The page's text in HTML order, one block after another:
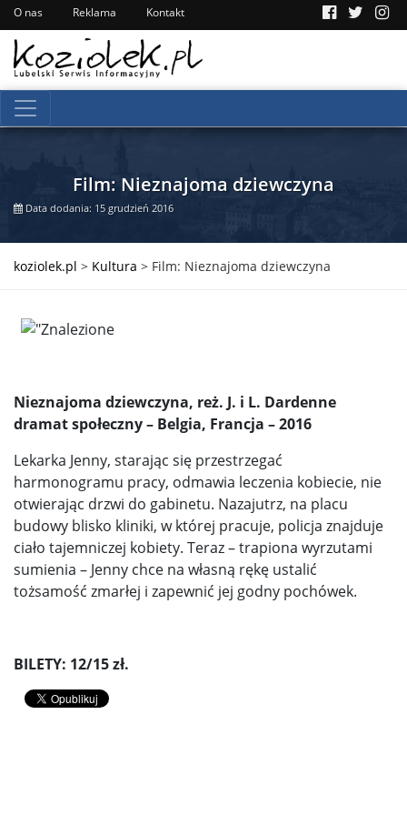
O nas Reklama Kontakt
Film: Nieznajoma dziewczyna
Data dodania: 15 grudzień 2016
koziolek.pl > Kultura > Film: Nieznajoma dziewczyna
Nieznajoma dziewczyna, reż. J. i L. Dardenne
dramat społeczny – Belgia, Francja – 2016
Lekarka Jenny, starając się przestrzegać
harmonogramu pracy, odmawia leczenia kobiecie, nie
otwierając drzwi do gabinetu. Nazajutrz, na placu
budowy blisko kliniki, w której pracuje, policja znajduje
ciało tajemniczej kobiety. Teraz – trapiona wyrzutami
sumienia – Jenny chce na własną rękę ustalić
tożsamość zmarłej i zapewnić jej godny pochówek.
BILETY: 12/15 zł.